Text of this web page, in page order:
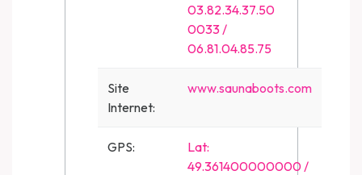
03.82.34.37.50
0033 /
06.81.04.85.75
Site
Internet:
www.saunaboots.com
GPS:
Lat:
49.361400000000 /